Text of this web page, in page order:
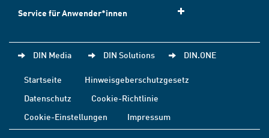
Service für Anwender*innen
DIN Media DIN Solutions DIN.ONE
Startseite
Hinweisgeberschutzgesetz
Datenschutz
Cookie-Richtlinie
Cookie-Einstellungen
Impressum